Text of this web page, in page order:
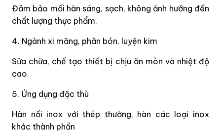
Đảm bảo mối hàn sáng, sạch, không ảnh hưởng đến
chất lượng thực phẩm.
4. Ngành xi măng, phân bón, luyện kim
Sửa chữa, chế tạo thiết bị chịu ăn mòn và nhiệt độ
cao.
5. Ứng dụng đặc thù
Hàn nối inox với thép thường, hàn các loại inox
khác thành phần